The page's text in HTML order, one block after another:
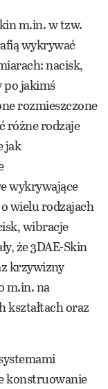
m.in. w tzw.
wykrywać
nacisk,
po jakimś
rozmieszczone
różne rodzaje
jak
wykrywające
wielu rodzajach
wibracje
że 3DAE-Skin
krzywizny
m.in. na
kształtach oraz
konstruowanie